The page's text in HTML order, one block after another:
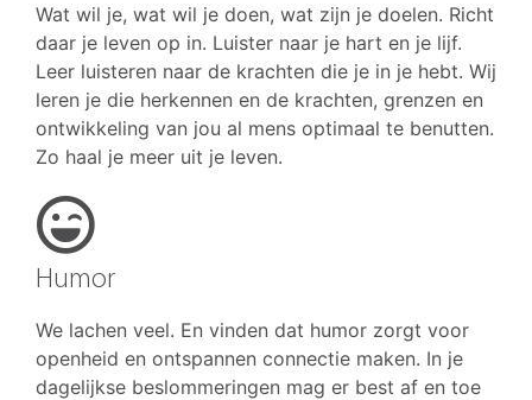
Wat wil je, wat wil je doen, wat zijn je doelen. Richt
daar je leven op in. Luister naar je hart en je lijf.
Leer luisteren naar de krachten die je in je hebt. Wij
leren je die herkennen en de krachten, grenzen en
ontwikkeling van jou al mens optimaal te benutten.
Zo haal je meer uit je leven.
Humor
We lachen veel. En vinden dat humor zorgt voor
openheid en ontspannen connectie maken. In je
dagelijkse beslommeringen mag er best af en toe